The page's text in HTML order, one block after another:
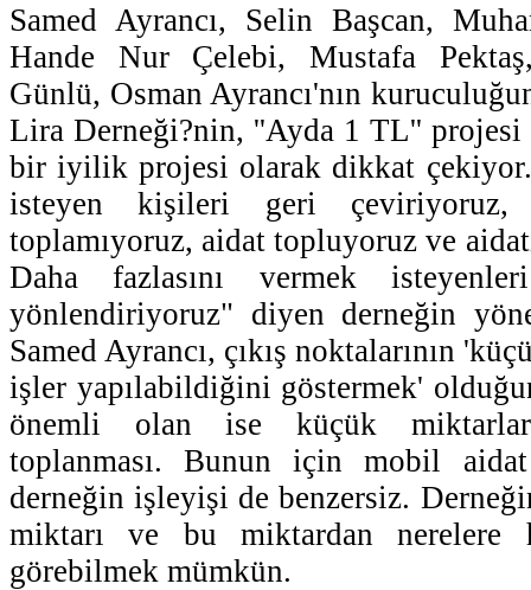
Samed Ayrancı, Selin Başcan,
Hande Nur Çelebi, Mustafa
Günlü, Osman Ayrancı'nın
Lira Derneği?nin, ''Ayda 1 TL'' projesi
bir iyilik projesi olarak dikkat
isteyen kişileri geri
toplamıyoruz, aidat topluyoruz ve
Daha fazlasını vermek
yönlendiriyoruz" diyen derneğin
Samed Ayrancı, çıkış noktalarının
işler yapılabildiğini göstermek'
önemli olan ise küçük
toplanması. Bunun için mobil
derneğin işleyişi de benzersiz.
miktarı ve bu miktardan nerelere
görebilmek mümkün.